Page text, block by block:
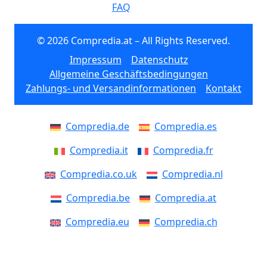
FAQ
© 2026 Compredia.at – All Rights Reserved.
Impressum
Datenschutz
Allgemeine Geschäftsbedingungen
Zahlungs- und Versandinformationen
Kontakt
Compredia.de
Compredia.es
Compredia.it
Compredia.fr
Compredia.co.uk
Compredia.nl
Compredia.be
Compredia.at
Compredia.eu
Compredia.ch